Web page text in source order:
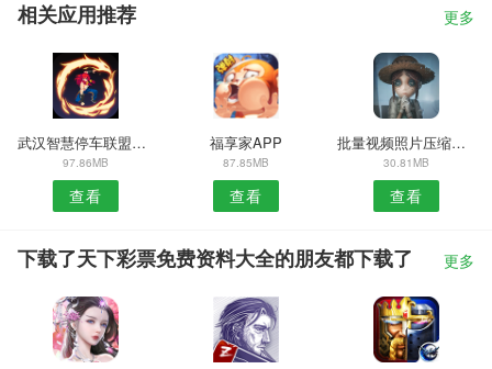
相关应用推荐 更多
武汉智慧停车联盟APP
97.86MB
查看
福享家APP
87.85MB
查看
批量视频照片压缩APP
30.81MB
查看
下载了天下彩票免费资料大全的朋友都下载了 更多